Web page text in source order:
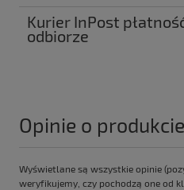
Kurier InPost
odbiorze
Opinie o
Wyświetlane są wszystkie opinie
weryfikujemy, czy pochodzą one od